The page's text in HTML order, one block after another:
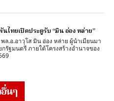
ทยเปิดประตูรับ “มิน อ่อง หล่าย”
ล.อ.อาวุโส มิน อ่อง หล่าย ผู้นำเมียนมา
รัฐมนตรี ภายใต้โครงสร้างอำนาจของ
นๆ